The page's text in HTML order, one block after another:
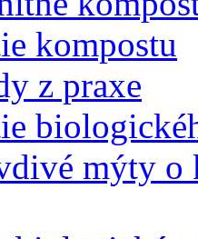
kompostu
z praxe
mýty o